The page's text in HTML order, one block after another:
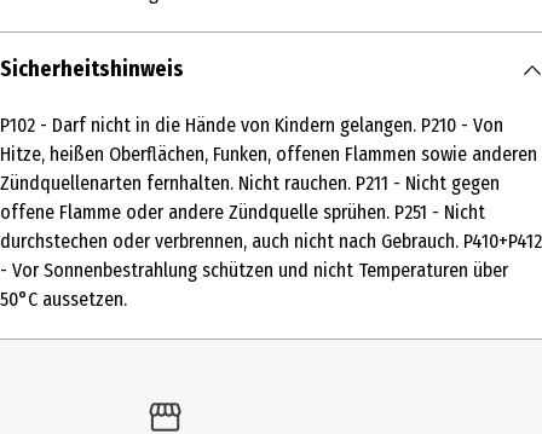
Inhaltsstoffe
Parfums, Aerosol
Lagerhinweis
Kühl, trocken und vor Sonneneinstrahlung geschützt lagern.
Hersteller
De Jong & Partners Venlo B.V.
Herstelleradresse
Sicherheitshinweis
P102 - Darf nicht in die Hände von Kindern gelangen. P210 - Von
Hitze, heißen Oberflächen, Funken, offenen Flammen sowie anderen
Zündquellenarten fernhalten. Nicht rauchen. P211 - Nicht gegen
offene Flamme oder andere Zündquelle sprühen. P251 - Nicht
durchstechen oder verbrennen, auch nicht nach Gebrauch. P410+P412
- Vor Sonnenbestrahlung schützen und nicht Temperaturen über
50°C aussetzen.